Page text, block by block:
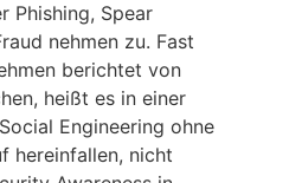
Phishing, Spear
nehmen zu. Fast
berichtet von
heißt es in einer
Engineering ohne
hereinfallen, nicht